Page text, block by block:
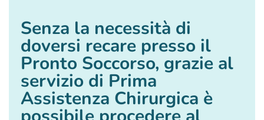
Senza la necessità di
doversi recare presso il
Pronto Soccorso, grazie al
servizio di Prima
Assistenza Chirurgica è